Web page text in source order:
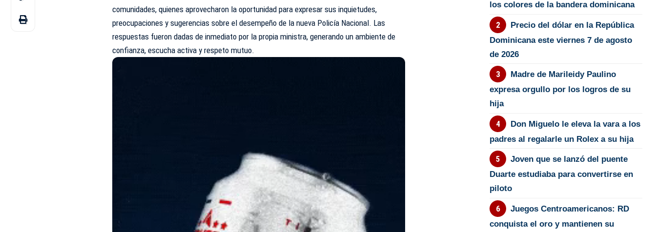
comunidades, quienes aprovecharon la oportunidad para expresar sus inquietudes,
preocupaciones y sugerencias sobre el desempeño de la nueva Policía Nacional. Las
respuestas fueron dadas de inmediato por la propia ministra, generando un ambiente de
confianza, escucha activa y respeto mutuo.
los colores de la bandera dominicana
Precio del dólar en la República
Dominicana este viernes 7 de agosto
de 2026
Madre de Marileidy Paulino
expresa orgullo por los logros de su
hija
Don Miguelo le eleva la vara a los
padres al regalarle un Rolex a su hija
Joven que se lanzó del puente
Duarte estudiaba para convertirse en
piloto
Juegos Centroamericanos: RD
conquista el oro y mantienen su